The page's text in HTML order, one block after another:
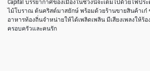
Capital บรรยากาศของเมืองในช่วงนี้จะเต็มไปด้วยไฟป
ไม้โบราณ ต้นคริสต์มาสยักษ์ พร้อมด้วยร้านขายสินค้าเก๋
อาหารท้องถิ่นจำหน่ายให้ได้เพลิดเพลิน มีเสียงเพลงให้ร้
ครอบครัวและคนรัก